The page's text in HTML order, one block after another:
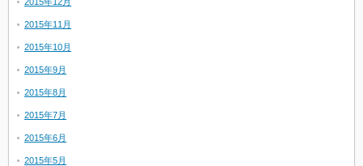
2015年11月
2015年10月
2015年9月
2015年8月
2015年7月
2015年6月
2015年5月